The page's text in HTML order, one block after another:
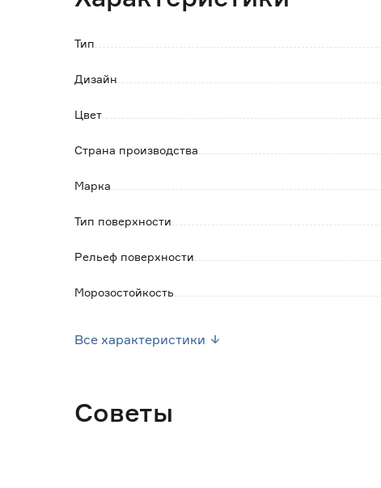
Тип
Дизайн
Цвет
Страна производства
Марка
Тип поверхности
Рельеф поверхности
Морозостойкость
Все характеристики
Советы